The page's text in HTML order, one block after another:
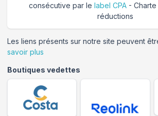
consécutive par le label CPA -
réductions
Les liens présents sur notre site peuvent
savoir plus
Boutiques vedettes